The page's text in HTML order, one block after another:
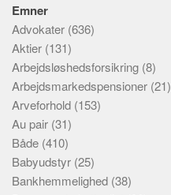
Emner
Advokater (636)
Aktier (131)
Arbejdsløshedsforsikring (8)
Arbejdsmarkedspensioner (21)
Arveforhold (153)
Au pair (31)
Både (410)
Babyudstyr (25)
Bankhemmelighed (38)